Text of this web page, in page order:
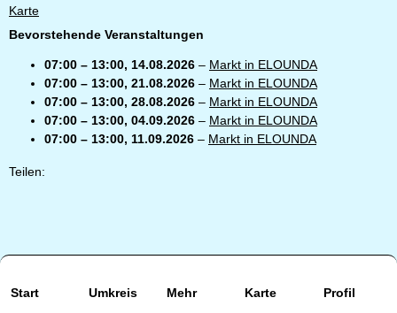
Karte
Bevorstehende Veranstaltungen
07:00 – 13:00, 14.08.2026 – Markt in ELOUNDA
07:00 – 13:00, 21.08.2026 – Markt in ELOUNDA
07:00 – 13:00, 28.08.2026 – Markt in ELOUNDA
07:00 – 13:00, 04.09.2026 – Markt in ELOUNDA
07:00 – 13:00, 11.09.2026 – Markt in ELOUNDA
Teilen:
Start Umkreis Mehr Karte Profil